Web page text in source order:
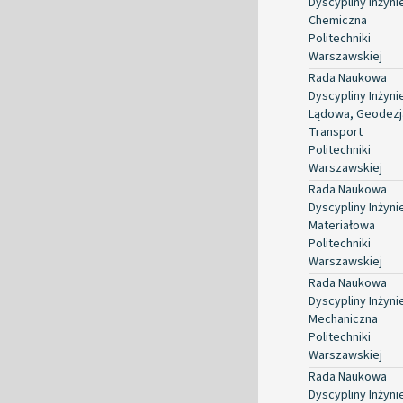
Chemiczna
Politechniki
Warszawskiej
Rada Naukowa
Dyscypliny
Lądowa,
Transport
Politechniki
Warszawskiej
Rada Naukowa
Dyscypliny
Materiałowa
Politechniki
Warszawskiej
Rada Naukowa
Dyscypliny
Mechaniczna
Politechniki
Warszawskiej
Rada Naukowa
Dyscypliny